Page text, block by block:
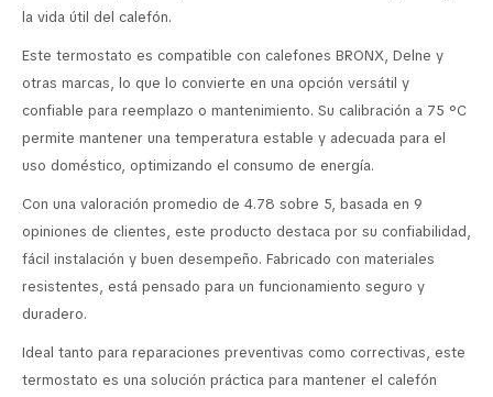
la vida útil del calefón.
Este termostato es compatible con calefones BRONX, Delne y
otras marcas, lo que lo convierte en una opción versátil y
confiable para reemplazo o mantenimiento. Su calibración a 75 °C
permite mantener una temperatura estable y adecuada para el
uso doméstico, optimizando el consumo de energía.
Con una valoración promedio de 4.78 sobre 5, basada en 9
opiniones de clientes, este producto destaca por su confiabilidad,
fácil instalación y buen desempeño. Fabricado con materiales
resistentes, está pensado para un funcionamiento seguro y
duradero.
Ideal tanto para reparaciones preventivas como correctivas, este
termostato es una solución práctica para mantener el calefón